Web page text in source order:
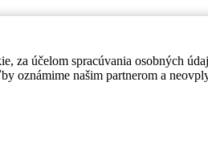
za účelom spracúvania osobných
oznámime našim partnerom a